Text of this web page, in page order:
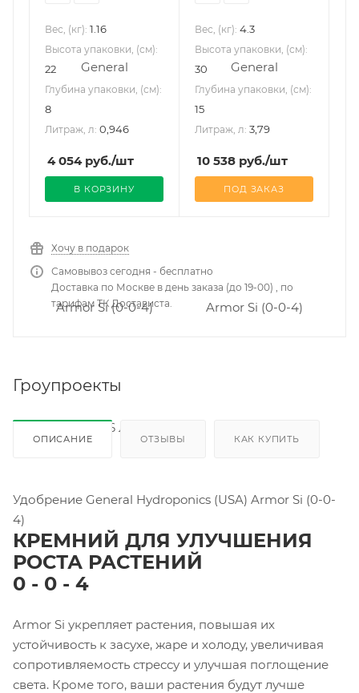
Вес, (кг): 1.16
Высота упаковки, (см):
22
Глубина упаковки, (см):
8
Литраж, л: 0,946
4 054руб./шт
В КОРЗИНУ
Вес, (кг): 4.3
Высота упаковки, (см):
30
Глубина упаковки, (см):
15
Литраж, л: 3,79
10 538 руб./шт
ПОД ЗАКАЗ
Хочу в подарок
Самовывоз сегодня - бесплатно
Доставка по Москве в день заказа (до 19-00) , по
тарифам ТК Достависта.
Гроупроекты
ОПИСАНИЕ ОТЗЫВЫ КАК КУПИТЬ
Удобрение General Hydroponics (USA) Armor Si (0-0-
4)
КРЕМНИЙ ДЛЯ УЛУЧШЕНИЯ
РОСТА РАСТЕНИЙ
0 - 0 - 4
Armor Si укрепляет растения, повышая их
устойчивость к засухе, жаре и холоду, увеличивая
сопротивляемость стрессу и улучшая поглощение
света. Кроме того, ваши растения будут лучше